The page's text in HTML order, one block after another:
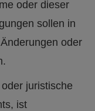
oder dieser
sollen in
oder
juristische
ist